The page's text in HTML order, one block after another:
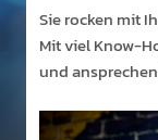
Sie rocken mit
Mit viel Know-
und